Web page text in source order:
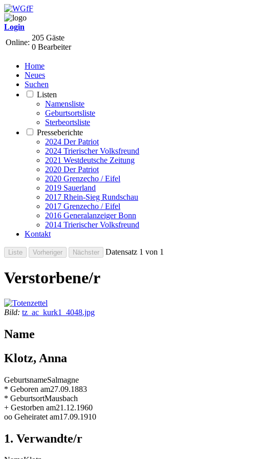
Login
Online:
205 Gäste
0 Bearbeiter
Home
Neues
Suchen
Listen
Namensliste
Geburtsortsliste
Sterbeortsliste
Presseberichte
2024 Der Patriot
2024 Trierischer Volksfreund
2021 Westdeutsche Zeitung
2020 Der Patriot
2020 Grenzecho / Eifel
2019 Sauerland
2017 Rhein-Sieg Rundschau
2017 Grenzecho / Eifel
2016 Generalanzeiger Bonn
2014 Trierischer Volksfreund
Kontakt
Datensatz 1 von 1
Verstorbene/r
Bild: tz_ac_kurk1_4048.jpg
Name
Klotz, Anna
GeburtsnameSalmagne
* Geboren am27.09.1883
* GeburtsortMausbach
+ Gestorben am21.12.1960
oo Geheiratet am17.09.1910
1. Verwandte/r